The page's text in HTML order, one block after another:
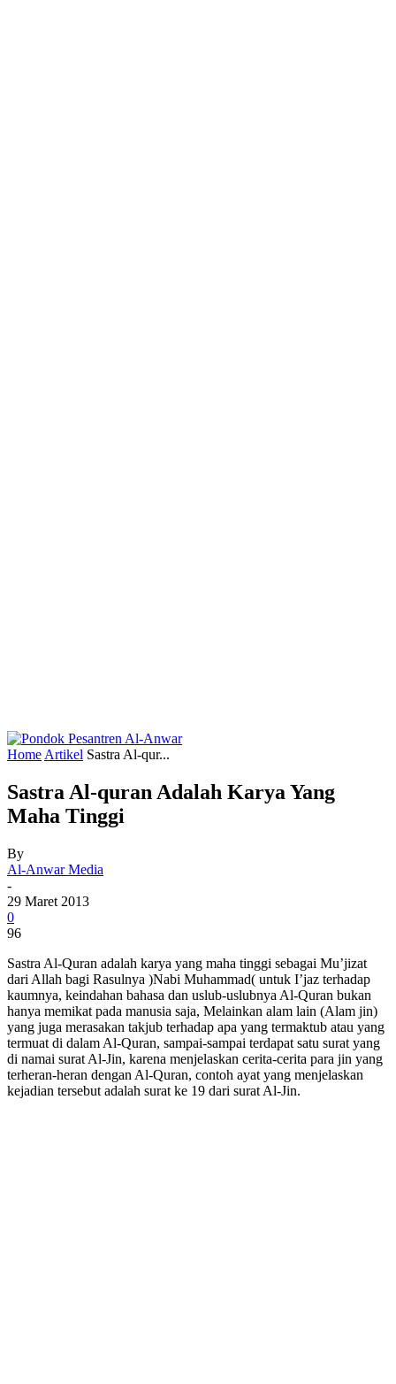
Home Artikel Sastra Al-qur...
Sastra Al-quran Adalah Karya Yang
Maha Tinggi
By
Al-Anwar Media
-
29 Maret 2013
0
96
Sastra Al-Quran adalah karya yang maha tinggi sebagai Mu’jizat
dari Allah bagi Rasulnya )Nabi Muhammad( untuk I’jaz terhadap
kaumnya, keindahan bahasa dan uslub-uslubnya Al-Quran bukan
hanya memikat pada manusia saja, Melainkan alam lain (Alam jin)
yang juga merasakan takjub terhadap apa yang termaktub atau yang
termuat di dalam Al-Quran, sampai-sampai terdapat satu surat yang
di namai surat Al-Jin, karena menjelaskan cerita-cerita para jin yang
terheran-heran dengan Al-Quran, contoh ayat yang menjelaskan
kejadian tersebut adalah surat ke 19 dari surat Al-Jin.